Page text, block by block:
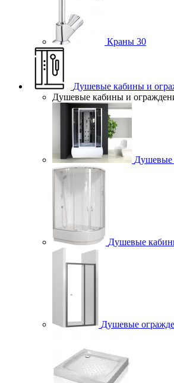
Краны 30
Душевые кабины и
Душевые кабины и
Душевые
Душевые
Душевые